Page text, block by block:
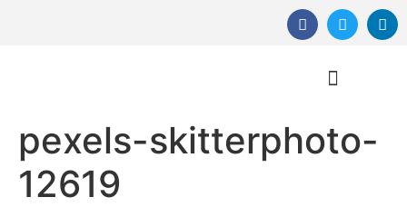
pexels-skitterphoto-
12619